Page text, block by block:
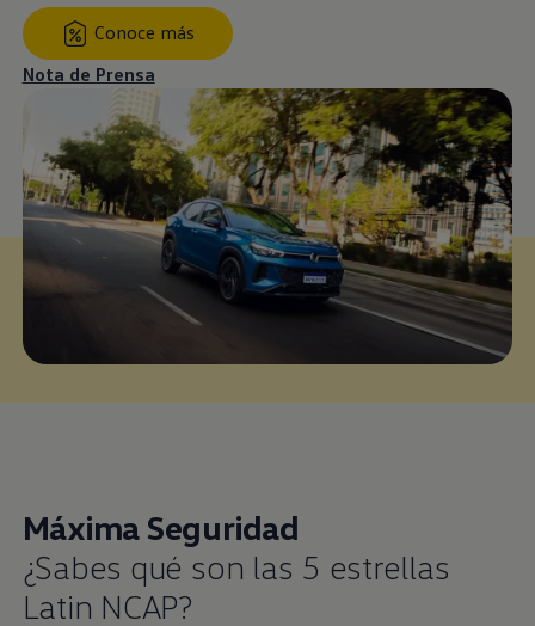
Conoce más
Nota de Prensa
Máxima Seguridad
¿Sabes qué son las 5 estrellas
Latin NCAP?